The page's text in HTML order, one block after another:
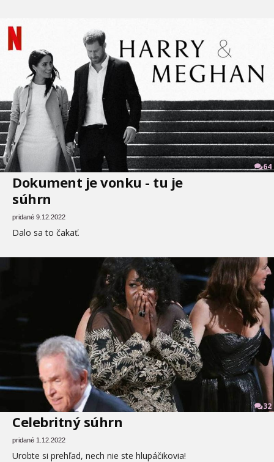
64
Dokument je vonku - tu je
súhrn
pridané 9.12.2022
Dalo sa to čakať.
32
Celebritný súhrn
pridané 1.12.2022
Urobte si prehľad, nech nie ste hlupáčikovia!